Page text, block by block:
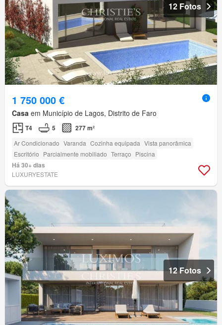
12 Fotos
1 750 000 €
Casa em Município de Lagos, Distrito de Faro
T4 5 277 m²
Ar Condicionado Varanda Cozinha equipada Vista panorâmica
Escritório Parcialmente mobiliado Terraço Piscina
Há 30+ dias
LUXURYESTATE
12 Fotos